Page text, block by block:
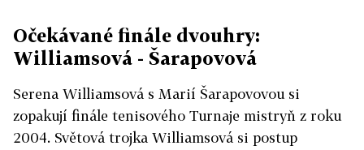
Očekávané finále dvouhry:
Williamsová - Šarapovová
Serena Williamsová s Marií Šarapovovou si
zopakují finále tenisového Turnaje mistryň z roku
2004. Světová trojka Williamsová si postup